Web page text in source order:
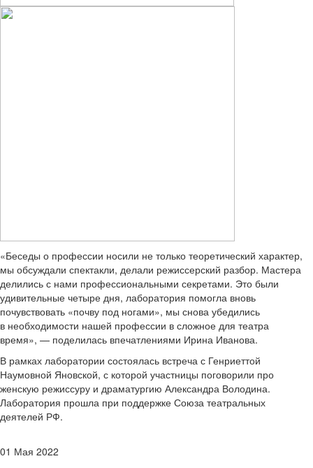
«Беседы о профессии носили не только теоретический характер,
мы обсуждали спектакли, делали режиссерский разбор. Мастера
делились с нами профессиональными секретами. Это были
удивительные четыре дня, лаборатория помогла вновь
почувствовать «почву под ногами», мы снова убедились
в необходимости нашей профессии в сложное для театра
время», — поделилась впечатлениями Ирина Иванова.
В рамках лаборатории состоялась встреча с Генриеттой
Наумовной Яновской, с которой участницы поговорили про
женскую режиссуру и драматургию Александра Володина.
Лаборатория прошла при поддержке Союза театральных
деятелей РФ.
01 Мая 2022